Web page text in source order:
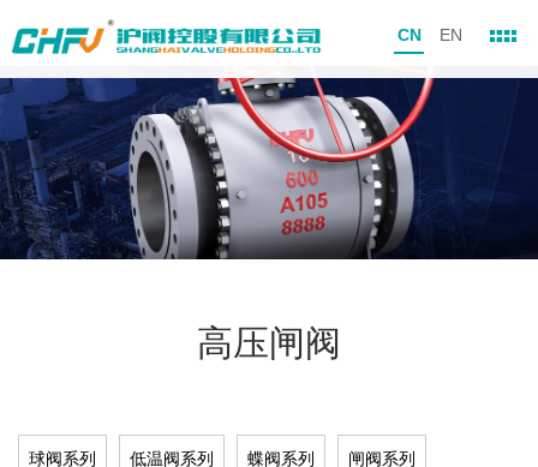
CN EN
高压闸阀
球阀系列 低温阀系列 蝶阀系列 闸阀系列